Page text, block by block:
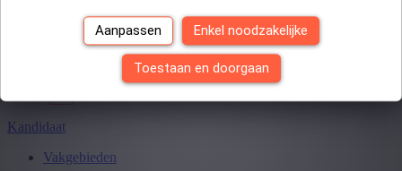
Aanpassen Enkel noodzakelijke
Toestaan en doorgaan
Kandidaat
Vakgebieden